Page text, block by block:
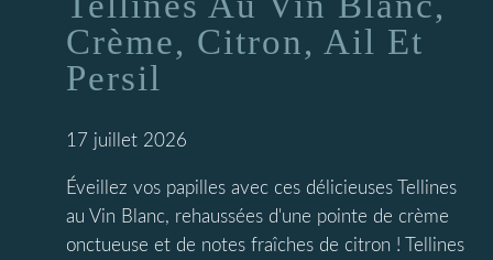
Crème, Citron, Ail Et
Persil
17 juillet 2026
Éveillez vos papilles avec ces délicieuses Tellines
au Vin Blanc, rehaussées d'une pointe de crème
onctueuse et de notes fraîches de citron ! Tellines